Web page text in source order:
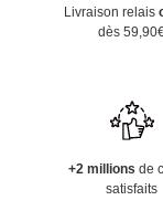
Livraison relais
dès
+2 millions de
satisfaits